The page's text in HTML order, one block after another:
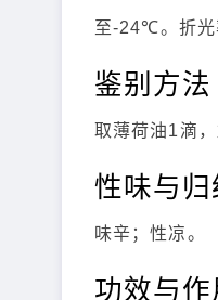
至-24℃。折光
鉴别方法
取薄荷油1滴
性味与归
味辛；性凉。
功效与作